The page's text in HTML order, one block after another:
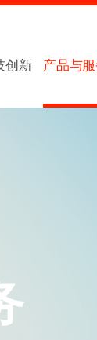
创新 产品与